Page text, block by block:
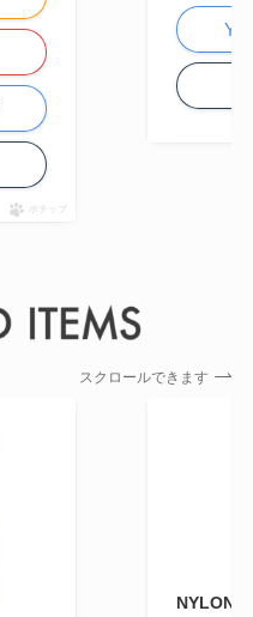
ポチップ
スクロールできます
NYLON